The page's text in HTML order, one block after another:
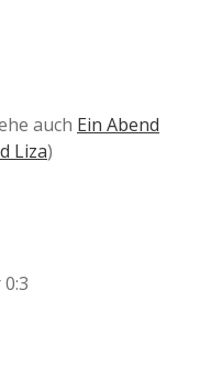
auch Ein Abend
Liza)